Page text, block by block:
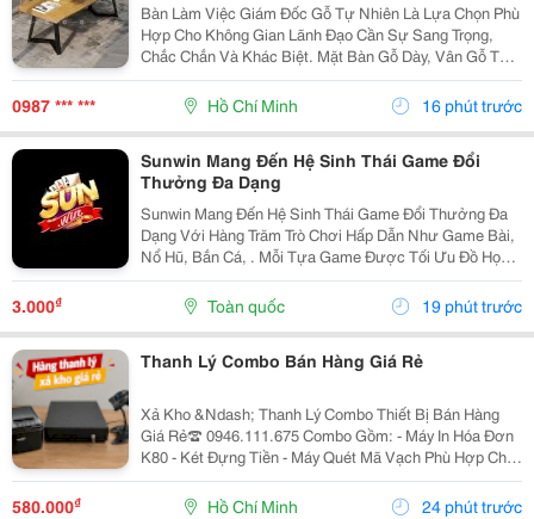
Bàn Làm Việc Giám Đốc Gỗ Tự Nhiên Là Lựa Chọn Phù
Hợp Cho Không Gian Lãnh Đạo Cần Sự Sang Trọng,
Chắc Chắn Và Khác Biệt. Mặt Bàn Gỗ Dày, Vân Gỗ Tự
Nhiên Đẹp Mắt Kết Hợp Cùng Hệ Chân Sắt Hiện Đại,
Tạo Nên Tổng Thể Vừa Bền Bỉ Vừa Tinh Tế. Mẫu Bàn
0987 *** *** Hồ Chí Minh 16 phút trước
Sunwin Mang Đến Hệ Sinh Thái Game Đổi
Thưởng Đa Dạng
Sunwin Mang Đến Hệ Sinh Thái Game Đổi Thưởng Đa
Dạng Với Hàng Trăm Trò Chơi Hấp Dẫn Như Game Bài,
Nổ Hũ, Bắn Cá, . Mỗi Tựa Game Được Tối Ưu Đồ Họa
Sắc Nét, Thao Tác Mượt Mà, Tỷ Lệ Trả Thưởng Cạnh
Tranh Cùng Hệ Thống Bảo Mật Hiện Đại.
3.000₫ Toàn quốc 19 phút trước
Thanh Lý Combo Bán Hàng Giá Rẻ
Xả Kho &Ndash; Thanh Lý Combo Thiết Bị Bán Hàng
Giá Rẻ☎️ 0946.111.675 Combo Gồm: - Máy In Hóa Đơn
K80 - Két Đựng Tiền - Máy Quét Mã Vạch Phù Hợp Cho
Tạp Hóa, Shop, Siêu Thị Mini, Quán Ăn, Cafe... ☎️ Liên
Hệ: 0946.111.675 Kazuko Việt Nam...
580.000₫ Hồ Chí Minh 24 phút trước